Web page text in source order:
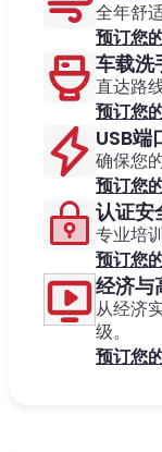
全年舒
预订您
车载洗
直达路
预订您
USB端
确保您
预订您
认证安
专业培
预订您
经济与
从经济
级。
预订您